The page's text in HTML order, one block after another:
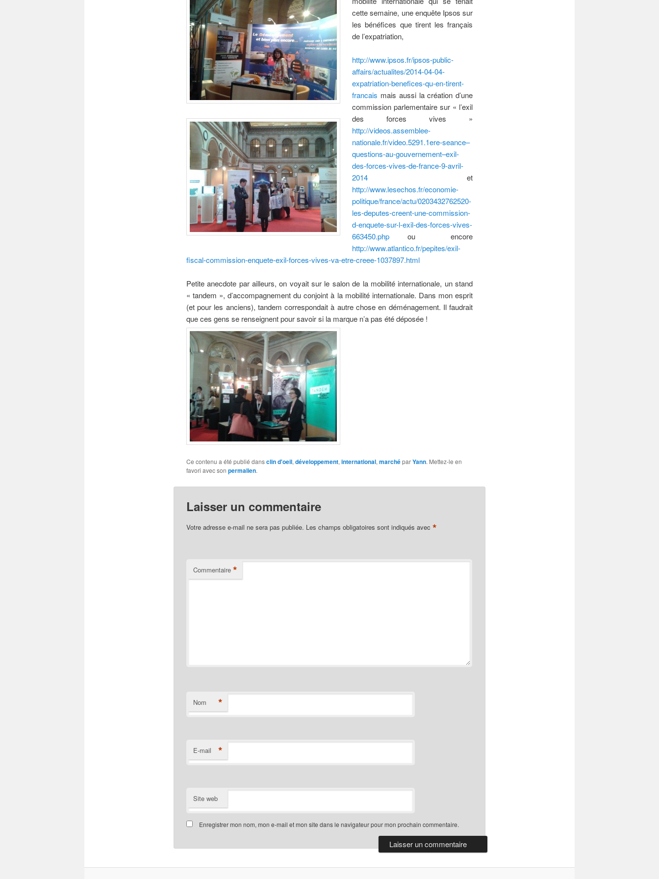
cette semaine, une enquête Ipsos sur
les bénéfices que tirent les français
de l’expatriation,
http://www.ipsos.fr/ipsos-public-
affairs/actualites/2014-04-04-
expatriation-benefices-qu-en-tirent-
francais mais aussi la création d’une
commission parlementaire sur « l’exil
des forces vives »
http://videos.assemblee-
nationale.fr/video.5291.1ere-seance–
questions-au-gouvernement–exil-
des-forces-vives-de-france-9-avril-
2014 et
http://www.lesechos.fr/economie-
politique/france/actu/0203432762520-
les-deputes-creent-une-commission-
d-enquete-sur-l-exil-des-forces-vives-
663450.php ou encore
http://www.atlantico.fr/pepites/exil-
fiscal-commission-enquete-exil-forces-vives-va-etre-creee-1037897.html
Petite anecdote par ailleurs, on voyait sur le salon de la mobilité internationale, un stand
« tandem », d’accompagnement du conjoint à la mobilité internationale. Dans mon esprit
(et pour les anciens), tandem correspondait à autre chose en déménagement. Il faudrait
que ces gens se renseignent pour savoir si la marque n’a pas été déposée !
Ce contenu a été publié dansclin d'oeil, développement, international, marchéparYann. Mettez-le en
favori avec son permalien.
Laisser un commentaire
Votre adresse e-mail ne sera pas publiée. Les champs obligatoires sont indiqués avec *
Commentaire *
Nom *
E-mail *
Site web
Enregistrer mon nom, mon e-mail et mon site dans le navigateur pour mon prochain commentaire.